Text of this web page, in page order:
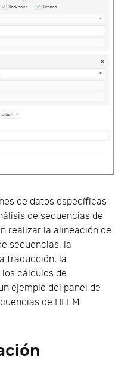
de datos específicas
de secuencias de
realizar la alineación de
secuencias, la
traducción, la
cálculos de
ejemplo del panel de
de HELM.